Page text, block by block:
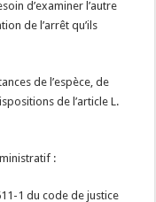
d’examiner l’autre
de l’arrêt qu’ils
de l’espèce, de
de l’article L.
:
1 du code de justice